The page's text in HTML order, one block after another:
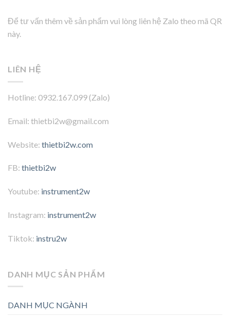
Để tư vấn thêm về sản phẩm vui lòng liên hệ Zalo theo mã QR
này.
LIÊN HỆ
Hotline: 0932.167.099 (Zalo)
Email: thietbi2w@gmail.com
Website: thietbi2w.com
FB: thietbi2w
Youtube: instrument2w
Instagram: instrument2w
Tiktok: instru2w
DANH MỤC SẢN PHẨM
DANH MỤC NGÀNH